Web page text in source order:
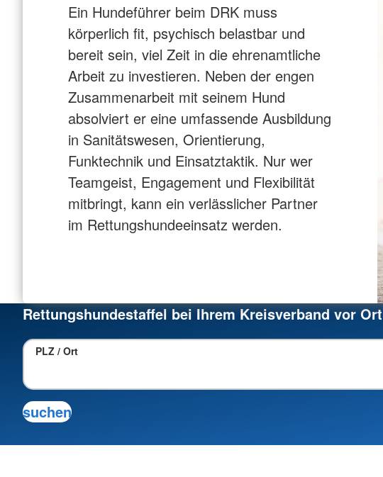
Ein Hundeführer beim DRK muss
körperlich fit, psychisch belastbar und
bereit sein, viel Zeit in die ehrenamtliche
Arbeit zu investieren. Neben der engen
Zusammenarbeit mit seinem Hund
absolviert er eine umfassende Ausbildung
in Sanitätswesen, Orientierung,
Funktechnik und Einsatztaktik. Nur wer
Teamgeist, Engagement und Flexibilität
mitbringt, kann ein verlässlicher Partner
im Rettungshundeeinsatz werden.
Rettungshundestaffel bei Ihrem Kreisverband vor Ort
PLZ / Ort